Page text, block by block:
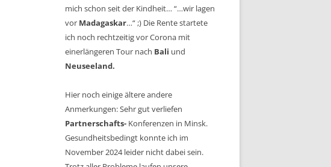
mich schon seit der Kindheit… “…wir lagen
vor Madagaskar…“ ;) Die Rente startete
ich noch rechtzeitig vor Corona mit
einerlängeren Tour nach Bali und
Neuseeland.
Hier noch einige ältere andere
Anmerkungen: Sehr gut verliefen
Partnerschafts- Konferenzen in Minsk.
Gesundheitsbedingt konnte ich im
November 2024 leider nicht dabei sein.